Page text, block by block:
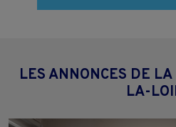
LES ANNONCES DE
LA-